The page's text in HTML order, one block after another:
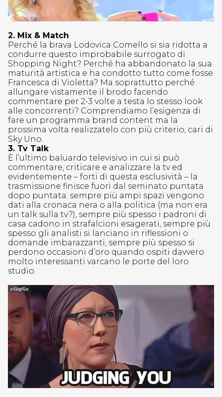
2. Mix & Match
Perché la brava Lodovica Comello si sia ridotta a
condurre questo improbabile surrogato di
Shopping Night? Perché ha abbandonato la sua
maturità artistica e ha condotto tutto come fosse
Francesca di Violetta? Ma soprattutto perché
allungare vistamente il brodo facendo
commentare per 2-3 volte a testa lo stesso look
alle concorrenti? Comprendiamo l’esigenza di
fare un programma brand content ma la
prossima volta realizzatelo con più criterio, cari di
Sky Uno.
3. Tv Talk
È l’ultimo baluardo televisivo in cui si può
commentare, criticare e analizzare la tv ed
evidentemente – forti di questa esclusività – la
trasmissione finisce fuori dal seminato puntata
dopo puntata: sempre più ampi spazi vengono
dati alla cronaca nera o alla politica (ma non era
un talk sulla tv?), sempre più spesso i padroni di
casa cadono in strafalcioni esagerati, sempre più
spesso gli analisti si lanciano in riflessioni o
domande imbarazzanti, sempre più spesso si
perdono occasioni d’oro quando ospiti davvero
molto interessanti varcano le porte del loro
studio.